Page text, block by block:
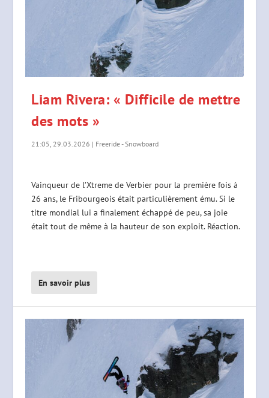
Liam Rivera: « Difficile de mettre
des mots »
21:05, 29.03.2026 | Freeride - Snowboard
Vainqueur de l’Xtreme de Verbier pour la première fois à
26 ans, le Fribourgeois était particulièrement ému. Si le
titre mondial lui a finalement échappé de peu, sa joie
était tout de même à la hauteur de son exploit. Réaction.
En savoir plus